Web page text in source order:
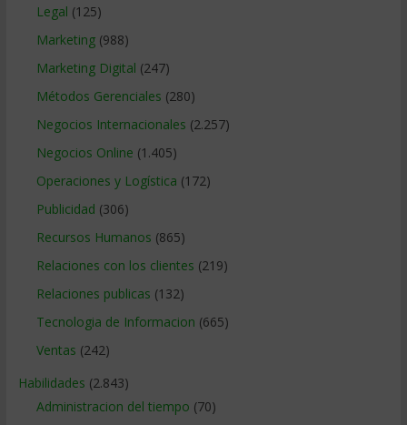
Legal (125)
Marketing(988)
Marketing Digital (247)
Métodos Gerenciales (280)
Negocios Internacionales (2.257)
Negocios Online (1.405)
Operaciones y Logística (172)
Publicidad (306)
Recursos Humanos (865)
Relaciones con los clientes (219)
Relaciones publicas (132)
Tecnologia de Informacion (665)
Ventas (242)
Habilidades (2.843)
Administracion del tiempo (70)